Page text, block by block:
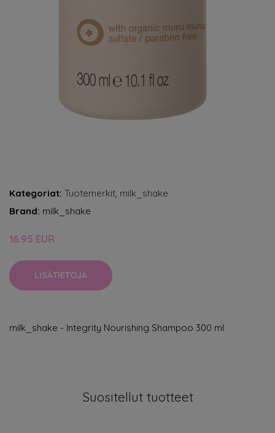
Kategoriat: Tuotemerkit, milk_shake
Brand: milk_shake
16.95 EUR
LISÄTIETOJA
milk_shake - Integrity Nourishing Shampoo 300 ml
Suositellut tuotteet